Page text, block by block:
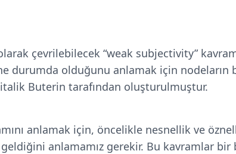
çevrilebilecek “weak subjectivity”
durumda olduğunu anlamak için nodeların
Buterin tarafından oluşturulmuştur.
anlamak için, öncelikle nesnellik ve
anlamamız gerekir. Bu kavramlar